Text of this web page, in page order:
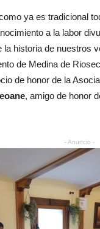
ya es tradicional
a la labor
historia de nuestros
de Medina de
de honor de la
, amigo de honor
- Anuncio -